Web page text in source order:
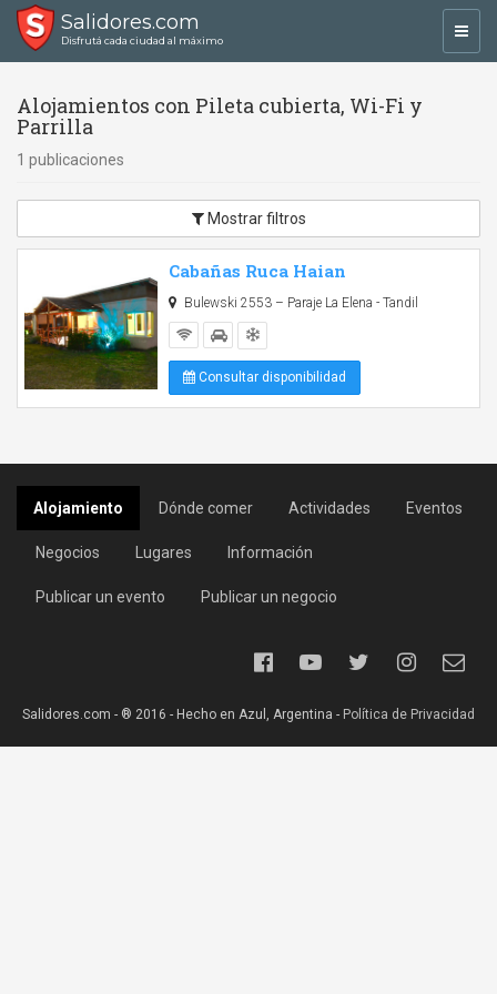
Salidores.com
Disfrutá cada ciudad al máximo
Alojamientos con Pileta cubierta, Wi-Fi y
Parrilla
1 publicaciones
Mostrar filtros
Cabañas Ruca Haian
Bulewski 2553 – Paraje La Elena - Tandil
Consultar disponibilidad
Alojamiento Dónde comer Actividades Eventos
Negocios Lugares Información
Publicar un evento Publicar un negocio
Salidores.com - ® 2016 - Hecho en Azul, Argentina - Política de Privacidad